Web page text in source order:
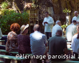
Pèlerinage